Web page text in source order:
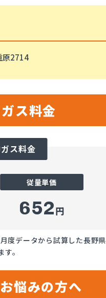
原2714
ス料金
ス料金
従量単価
652円
度データから試算した長野県
。
悩みの方へ